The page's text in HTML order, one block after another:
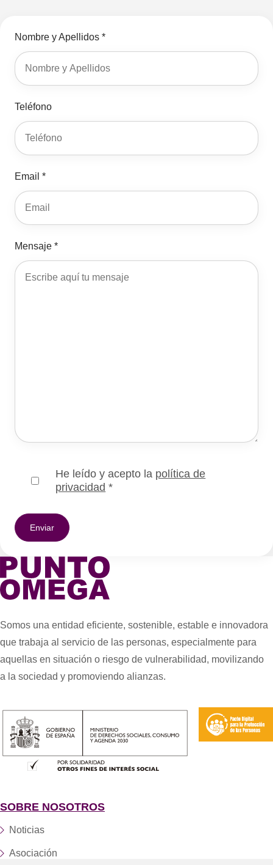
Nombre y Apellidos *
Teléfono
Email *
Mensaje *
He leído y acepto la política de
privacidad *
Somos una entidad eficiente, sostenible, estable e innovadora
que trabaja al servicio de las personas, especialmente para
aquellas en situación o riesgo de vulnerabilidad, movilizando
a la sociedad y promoviendo alianzas.
SOBRE NOSOTROS
Noticias
Asociación